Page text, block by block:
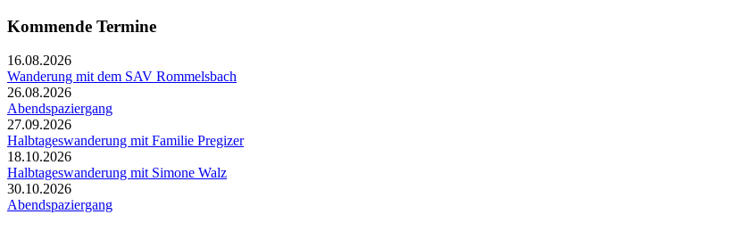
Kommende Termine
16.08.2026
Wanderung mit dem SAV Rommelsbach
26.08.2026
Abendspaziergang
27.09.2026
Halbtageswanderung mit Familie Pregizer
18.10.2026
Halbtageswanderung mit Simone Walz
30.10.2026
Abendspaziergang